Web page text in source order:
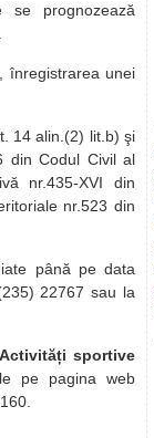
prognozează
înregistrarea unei
14 alin.(2) lit.b) şi
din Codul Civil al
nr.435-XVI din
nr.523 din
până pe data
22767 sau la
sportive
pe pagina web